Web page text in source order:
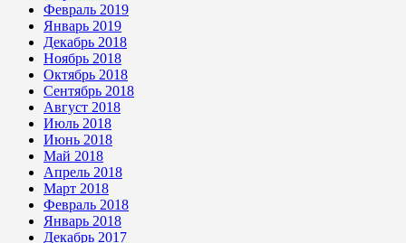
Февраль 2019
Январь 2019
Декабрь 2018
Ноябрь 2018
Октябрь 2018
Сентябрь 2018
Август 2018
Июль 2018
Июнь 2018
Май 2018
Апрель 2018
Март 2018
Февраль 2018
Январь 2018
Декабрь 2017